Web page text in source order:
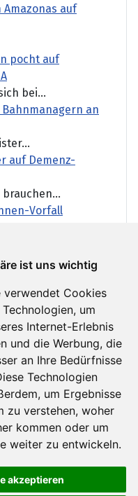
ist uns wichtig
verwendet Cookies
um
Internet-Erlebnis
und die Werbung, die
an Ihre Bedürfnisse
Technologien
um Ergebnisse
zu verstehen, woher
kommen oder um
weiter zu entwickeln.
akzeptieren
Amazonas auf
pocht auf
bei...
an
auf Demenz-
Vorfall
Columbia ruft
aus
Winde...
1919396